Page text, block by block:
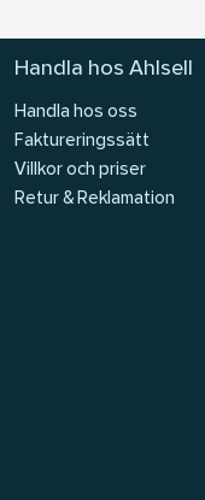
Handla hos Ahlsell
Handla hos oss
Faktureringssätt
Villkor och priser
Retur & Reklamation